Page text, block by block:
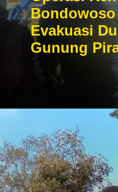
Evakuasi
Gunung